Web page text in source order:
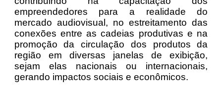
empreendedores para a realidade do
mercado audiovisual, no estreitamento das
conexões entre as cadeias produtivas e na
promoção da circulação dos produtos da
região em diversas janelas de exibição,
sejam elas nacionais ou internacionais,
gerando impactos sociais e econômicos.